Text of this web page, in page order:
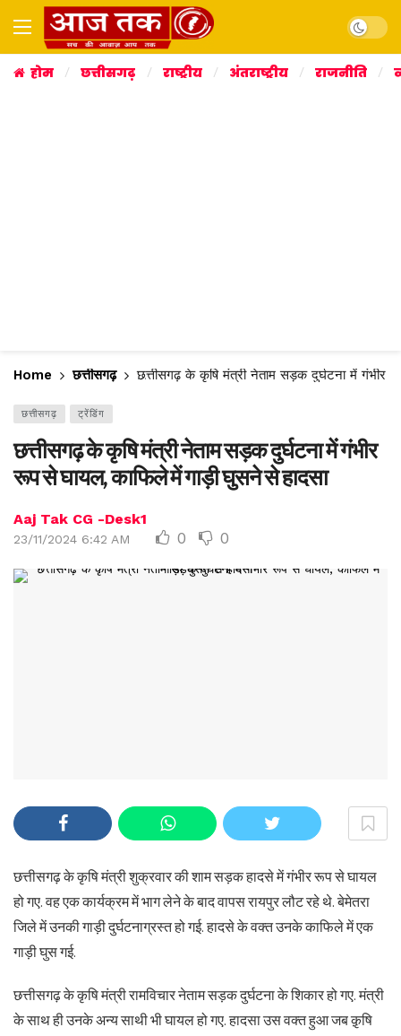
Dark
होम छत्तीसगढ़ राष्ट्रीय अंतराष्ट्रीय राजनीति
Home छत्तीसगढ़ छत्तीसगढ़ के कृषि मंत्री नेताम सड़क दुर्घटना में गंभीर
छत्तीसगढ़ ट्रेंडिंग
छत्तीसगढ़ के कृषि मंत्री नेताम सड़क दुर्घटना में गंभीर
रूप से घायल, काफिले में गाड़ी घुसने से हादसा
Aaj Tak CG -Desk1
23/11/2024 6:42 AM 0 0
छत्तीसगढ़ के कृषि मंत्री शुक्रवार की शाम सड़क हादसे में गंभीर रूप से घायल
हो गए. वह एक कार्यक्रम में भाग लेने के बाद वापस रायपुर लौट रहे थे. बेमेतरा
जिले में उनकी गाड़ी दुर्घटनाग्रस्त हो गई. हादसे के वक्त उनके काफिले में एक
गाड़ी घुस गई.
छत्तीसगढ़ के कृषि मंत्री रामविचार नेताम सड़क दुर्घटना के शिकार हो गए. मंत्री
के साथ ही उनके अन्य साथी भी घायल हो गए. हादसा उस वक्त हुआ जब क़ृषि